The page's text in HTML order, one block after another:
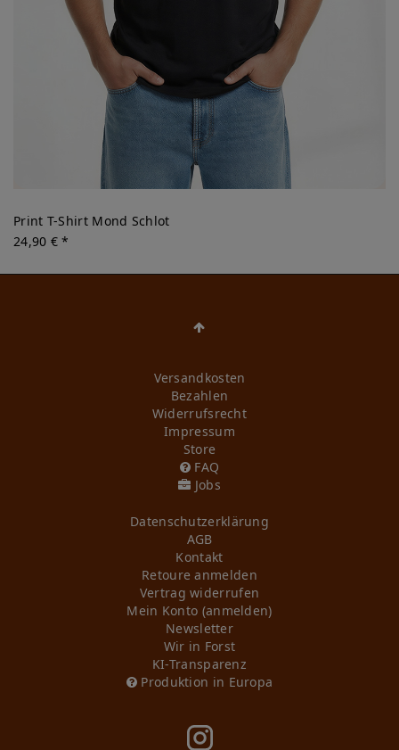
Print T-Shirt Mond Schlot
24,90 € *
Versandkosten
Bezahlen
Widerrufs­recht
Impressum
Store
FAQ
Jobs
Daten­schutz­erklärung
AGB
Kontakt
Retoure anmelden
Vertrag widerrufen
Mein Konto (anmelden)
Newsletter
Wir in Forst
KI-Transparenz
Produktion in Europa